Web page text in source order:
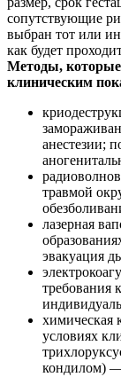
сопутствующие
выбран тот или
как будет
Методы,
клиническим
анестезии;
травмой
лазерная
эвакуация
требования
химическая
условиях
кондилом) —